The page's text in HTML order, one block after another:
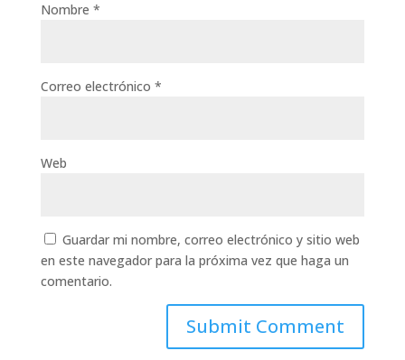
Nombre *
Correo electrónico *
Web
Guardar mi nombre, correo electrónico y sitio web
en este navegador para la próxima vez que haga un
comentario.